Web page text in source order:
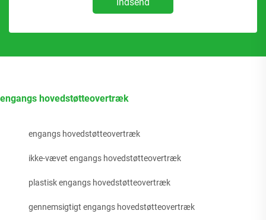
engangs hovedstøtteovertræk
engangs hovedstøtteovertræk
ikke-vævet engangs hovedstøtteovertræk
plastisk engangs hovedstøtteovertræk
gennemsigtigt engangs hovedstøtteovertræk